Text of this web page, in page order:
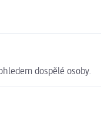
dospělé osoby.